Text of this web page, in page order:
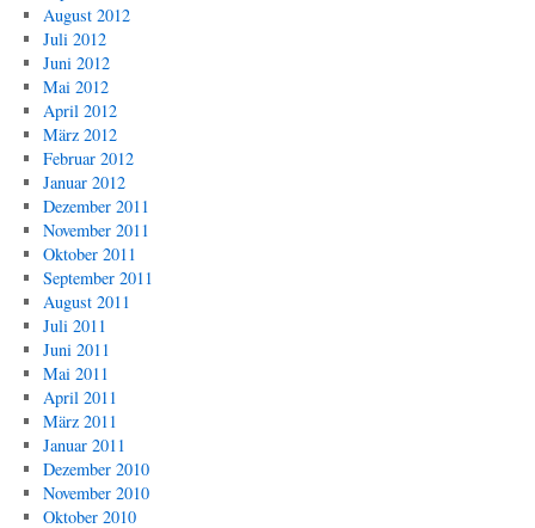
August 2012
Juli 2012
Juni 2012
Mai 2012
April 2012
März 2012
Februar 2012
Januar 2012
Dezember 2011
November 2011
Oktober 2011
September 2011
August 2011
Juli 2011
Juni 2011
Mai 2011
April 2011
März 2011
Januar 2011
Dezember 2010
November 2010
Oktober 2010